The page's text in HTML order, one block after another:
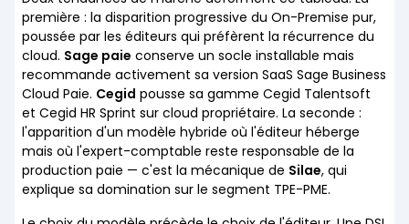
première : la disparition progressive du On-Premise pur,
poussée par les éditeurs qui préfèrent la récurrence du
cloud. Sage paie conserve un socle installable mais
recommande activement sa version SaaS Sage Business
Cloud Paie. Cegid pousse sa gamme Cegid Talentsoft
et Cegid HR Sprint sur cloud propriétaire. La seconde :
l'apparition d'un modèle hybride où l'éditeur héberge
mais où l'expert-comptable reste responsable de la
production paie — c'est la mécanique de Silae, qui
explique sa domination sur le segment TPE-PME.